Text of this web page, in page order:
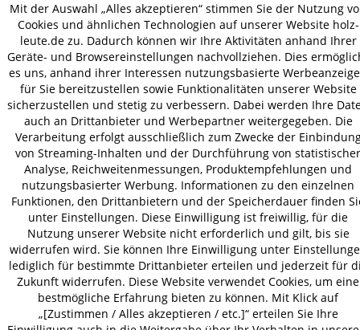
AGB Datenschutz
Impressum
© 2026 HOLZ-LEUTE
* Alle Preise inkl. gesetzl. Mehrwertsteuer zzgl.Versandkosten.
Mit der Auswahl „Alles akzeptieren“ stimmen Sie der Nutzung
Cookies und ähnlichen Technologien auf unserer Website holz-
leute.de zu. Dadurch können wir Ihre Aktivitäten anhand Ihrer
Geräte- und Browsereinstellungen nachvollziehen. Dies
es uns, anhand ihrer Interessen nutzungsbasierte
für Sie bereitzustellen sowie Funktionalitäten unserer Website
sicherzustellen und stetig zu verbessern. Dabei werden Ihre
auch an Drittanbieter und Werbepartner weitergegeben. Die
Verarbeitung erfolgt ausschließlich zum Zwecke der
von Streaming-Inhalten und der Durchführung von statistischer
Analyse, Reichweitenmessungen, Produktempfehlungen und
nutzungsbasierter Werbung. Informationen zu den einzelnen
Funktionen, den Drittanbietern und der Speicherdauer finden
unter Einstellungen. Diese Einwilligung ist freiwillig, für die
Nutzung unserer Website nicht erforderlich und gilt, bis sie
widerrufen wird. Sie können Ihre Einwilligung unter
lediglich für bestimmte Drittanbieter erteilen und jederzeit für
Zukunft widerrufen. Diese Website verwendet Cookies, um eine
bestmögliche Erfahrung bieten zu können. Mit Klick auf
„[Zustimmen / Alles akzeptieren / etc.]“ erteilen Sie Ihre